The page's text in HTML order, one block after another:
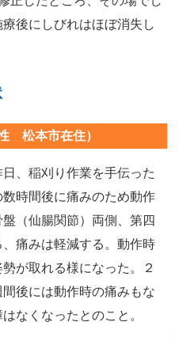
後にしびれはほぼ消失し
松本市在住）
、稲刈り作業を手伝った
時間後に痛みのため動作
（仙腸関節）両側、第四
痛みは軽減する。動作時
が取れる様になった。２
後には動作時の痛みもな
なくなったとのこと。